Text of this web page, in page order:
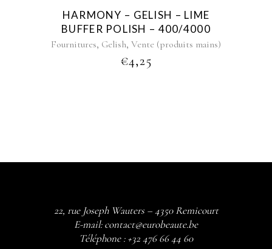
HARMONY – GELISH – LIME
BUFFER POLISH – 400/4000
Fournitures, Gelish, Vente (produits mains)
€4,25
22, rue Joseph Wauters – 4350 Remicourt
E-mail:contact@eurobeaute.be
Téléphone :+32 476 66 44 60